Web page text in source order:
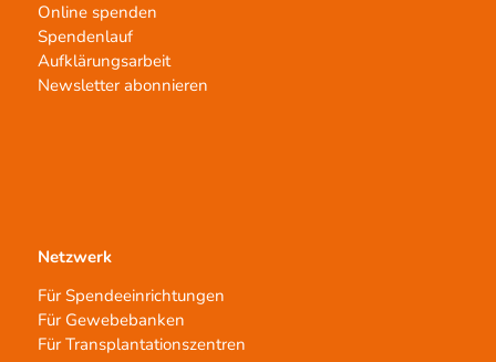
Online spenden
Spendenlauf
Aufklärungsarbeit
Newsletter abonnieren
Netzwerk
Für Spendeeinrichtungen
Für Gewebebanken
Für Transplantationszentren